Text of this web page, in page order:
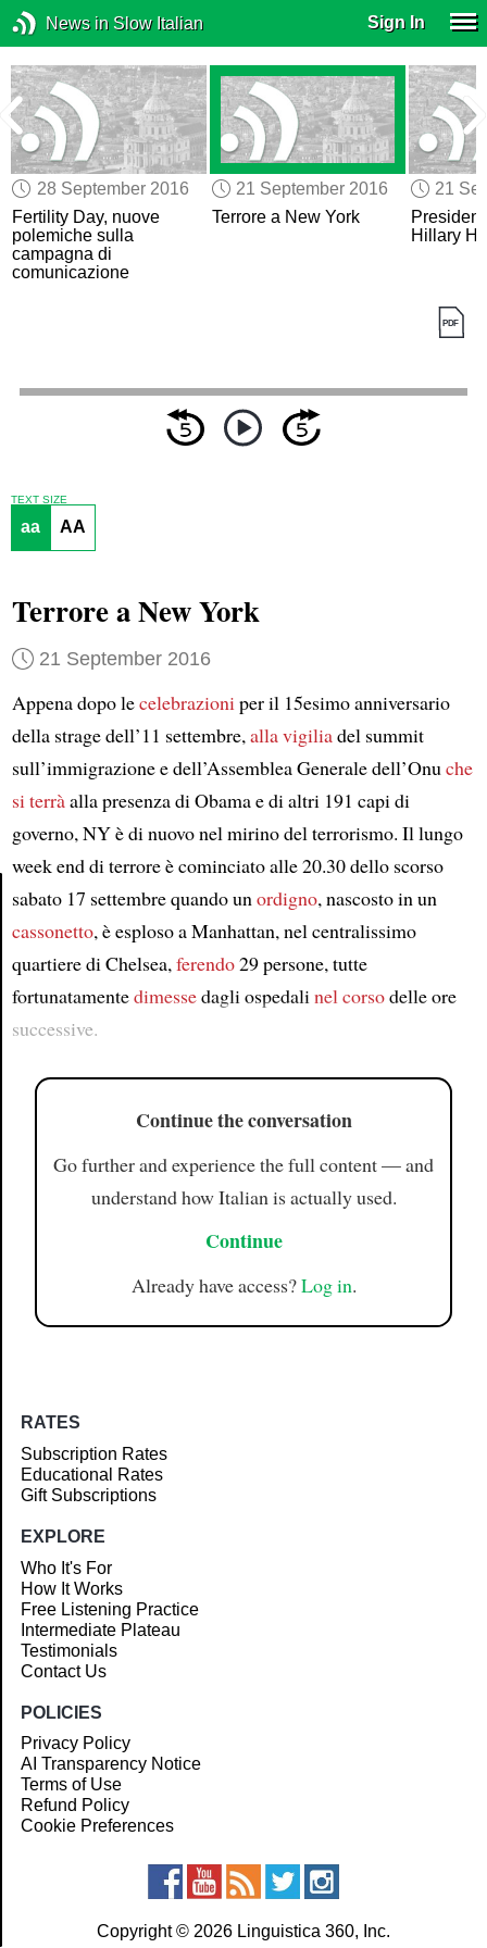
News in Slow Italian Sign In
28 September 2016
Fertility Day, nuove
polemiche sulla
campagna di
comunicazione
21 September 2016
Terrore a New York
21
Hillary
Article
TEXT SIZE
aa AA
Terrore a New York
21 September 2016
Appena dopo lecelebrazioniper il 15esimo anniversario
della strage dell’11 settembre,alla vigiliadel summit
sull’immigrazione e dell’Assemblea Generale dell’Onuche
si terràalla presenza di Obama e di altri 191 capi di
governo, NY è di nuovo nel mirino del terrorismo. Il lungo
week end di terrore è cominciato alle 20.30 dello scorso
sabato 17 settembre quando unordigno, nascosto in un
cassonetto, è esploso a Manhattan, nel centralissimo
quartiere di Chelsea,ferendo29 persone, tutte
fortunatamentedimessedagli ospedalinel corsodelle ore
successive.
Continue the conversation
Go further and experience the full content — and
understand how Italian is actually used.
Continue
Already have access?Log in.
RATES
Subscription Rates
Educational Rates
Gift Subscriptions
EXPLORE
Who It's For
How It Works
Free Listening Practice
Intermediate Plateau
Testimonials
Contact Us
POLICIES
Privacy Policy
AI Transparency Notice
Terms of Use
Refund Policy
Cookie Preferences
Copyright © 2026 Linguistica 360, Inc.